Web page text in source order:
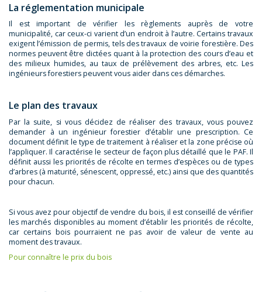
La réglementation municipale
Il est important de vérifier les règlements auprès de votre
municipalité, car ceux-ci varient d’un endroit à l’autre. Certains travaux
exigent l’émission de permis, tels des travaux de voirie forestière. Des
normes peuvent être dictées quant à la protection des cours d’eau et
des milieux humides, au taux de prélèvement des arbres, etc. Les
ingénieurs forestiers peuvent vous aider dans ces démarches.
Le plan des travaux
Par la suite, si vous décidez de réaliser des travaux, vous pouvez
demander à un ingénieur forestier d’établir une prescription. Ce
document définit le type de traitement à réaliser et la zone précise où
l’appliquer. Il caractérise le secteur de façon plus détaillé que le PAF. Il
définit aussi les priorités de récolte en termes d’espèces ou de types
d’arbres (à maturité, sénescent, oppressé, etc.) ainsi que des quantités
pour chacun.
Si vous avez pour objectif de vendre du bois, il est conseillé de vérifier
les marchés disponibles au moment d’établir les priorités de récolte,
car certains bois pourraient ne pas avoir de valeur de vente au
moment des travaux.
Pour connaître le prix du bois